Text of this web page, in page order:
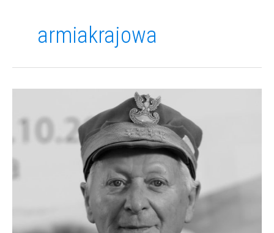
armiakrajowa
Zmarł
Widejko